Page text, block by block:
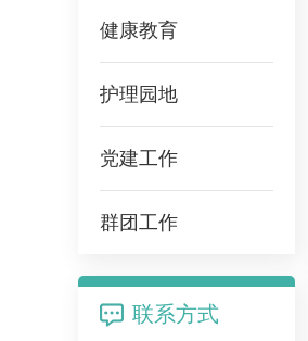
健康教育
护理园地
党建工作
群团工作
联系方式